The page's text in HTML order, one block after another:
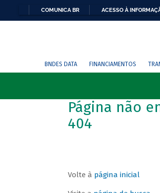
COMUNICA BR ACESSO À
BNDES DATA FINANCIAMENTOS
Página não
404
Volte à página inicial